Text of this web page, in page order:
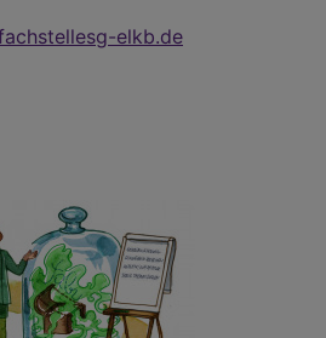
elkb.de